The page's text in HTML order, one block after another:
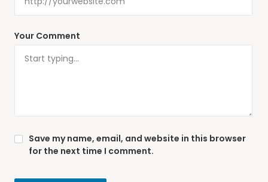
Your Comment
Save my name, email, and website in this browser
for the next time I comment.